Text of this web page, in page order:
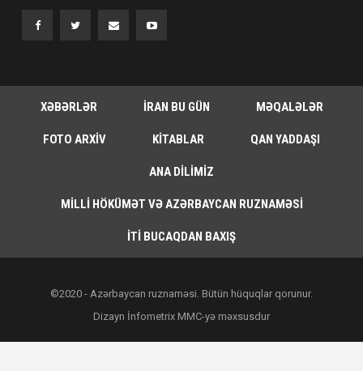
XƏBƏRLƏR İRAN BU GÜN MƏQALƏLƏR
FOTO ARXIV KITABLAR QAN YADDAŞI
ANA DILIMIZ
MILLI HÖKÜMƏT VƏ AZƏRBAYCAN RUZNAMƏSI
İTI BUCAQDAN BAXIŞ
©2020 - Azərbaycan ruznaməsi. Bütün hüquqlar qorunur.
Dizayn İnfometrix MMC-yə məxsusdur